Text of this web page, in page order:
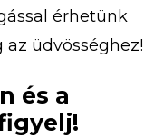
érhetünk
üdvösséghez!
és a